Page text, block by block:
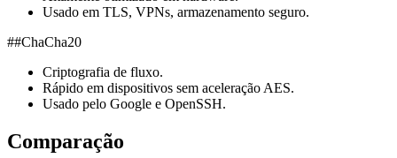
Usado em TLS, VPNs, armazenamento seguro.
##ChaCha20
Criptografia de fluxo.
Rápido em dispositivos sem aceleração AES.
Usado pelo Google e OpenSSH.
Comparação